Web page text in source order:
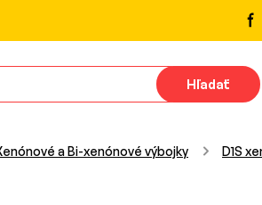
Hľadať
a Bi-xenónové výbojky D1S